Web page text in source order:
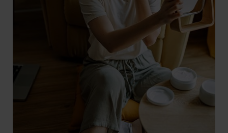
HOLISTIČKA NJEGA KOŽE
ZLATNI ELIKSIR MEDITERANA: ZAŠTO NAŠA KOŽA
OBOŽAVA SMILJE?
MORE, SUNCE I KLIMA: KAKO OBNOVITI KOŽU NAKON
DANA NA PLAŽI?